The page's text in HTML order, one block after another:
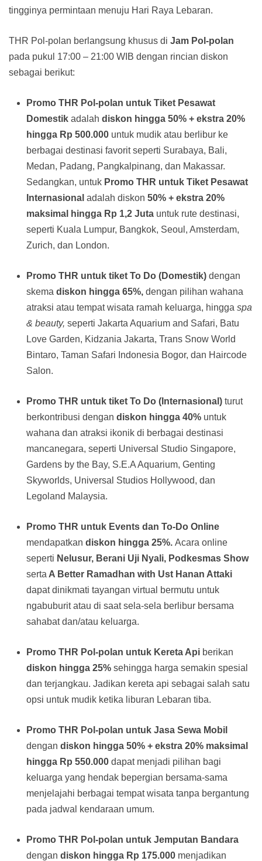
tingginya permintaan menuju Hari Raya Lebaran.
THR Pol-polan berlangsung khusus di Jam Pol-polan
pada pukul 17:00 – 21:00 WIB dengan rincian diskon
sebagai berikut:
Promo THR Pol-polan untuk Tiket Pesawat
Domestik adalah diskon hingga 50% + ekstra 20%
hingga Rp 500.000 untuk mudik atau berlibur ke
berbagai destinasi favorit seperti Surabaya, Bali,
Medan, Padang, Pangkalpinang, dan Makassar.
Sedangkan, untuk Promo THR untuk Tiket Pesawat
Internasional adalah diskon 50% + ekstra 20%
maksimal hingga Rp 1,2 Juta untuk rute destinasi,
seperti Kuala Lumpur, Bangkok, Seoul, Amsterdam,
Zurich, dan London.
Promo THR untuk tiket To Do (Domestik) dengan
skema diskon hingga 65%, dengan pilihan wahana
atraksi atau tempat wisata ramah keluarga, hingga spa
& beauty, seperti Jakarta Aquarium and Safari, Batu
Love Garden, Kidzania Jakarta, Trans Snow World
Bintaro, Taman Safari Indonesia Bogor, dan Haircode
Salon.
Promo THR untuk tiket To Do (Internasional) turut
berkontribusi dengan diskon hingga 40% untuk
wahana dan atraksi ikonik di berbagai destinasi
mancanegara, seperti Universal Studio Singapore,
Gardens by the Bay, S.E.A Aquarium, Genting
Skyworlds, Universal Studios Hollywood, dan
Legoland Malaysia.
Promo THR untuk Events dan To-Do Online
mendapatkan diskon hingga 25%. Acara online
seperti Nelusur, Berani Uji Nyali, Podkesmas Show
serta A Better Ramadhan with Ust Hanan Attaki
dapat dinikmati tayangan virtual bermutu untuk
ngabuburit atau di saat sela-sela berlibur bersama
sahabat dan/atau keluarga.
Promo THR Pol-polan untuk Kereta Api berikan
diskon hingga 25% sehingga harga semakin spesial
dan terjangkau. Jadikan kereta api sebagai salah satu
opsi untuk mudik ketika liburan Lebaran tiba.
Promo THR Pol-polan untuk Jasa Sewa Mobil
dengan diskon hingga 50% + ekstra 20% maksimal
hingga Rp 550.000 dapat menjadi pilihan bagi
keluarga yang hendak bepergian bersama-sama
menjelajahi berbagai tempat wisata tanpa bergantung
pada jadwal kendaraan umum.
Promo THR Pol-polan untuk Jemputan Bandara
dengan diskon hingga Rp 175.000 menjadikan